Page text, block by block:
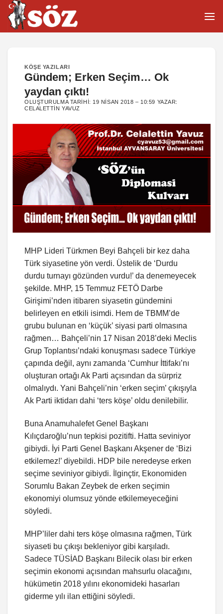
İçeriğe
atla
KÖŞE YAZILARI
Gündem; Erken Seçim… Ok
yaydan çıktı!
OLUŞTURULMA TARIHI: 19 NISAN 2018 – 10:59 YAZAR:
CELALETTIN YAVUZ
MHP Lideri Türkmen Beyi Bahçeli bir kez daha
Türk siyasetine yön verdi. Üstelik de ‘Durdu
durdu turnayı gözünden vurdu!’ da denemeyecek
şekilde. MHP, 15 Temmuz FETÖ Darbe
Girişimi’nden itibaren siyasetin gündemini
belirleyen en etkili isimdi. Hem de TBMM’de
grubu bulunan en ‘küçük’ siyasi parti olmasına
rağmen… Bahçeli’nin 17 Nisan 2018’deki Meclis
Grup Toplantısı’ndaki konuşması sadece Türkiye
çapında değil, aynı zamanda ‘Cumhur İttifakı’nı
oluşturan ortağı Ak Parti açısından da sürpriz
olmalıydı. Yani Bahçeli’nin ‘erken seçim’ çıkışıyla
Ak Parti iktidarı dahi ‘ters köşe’ oldu denilebilir.
Buna Anamuhalefet Genel Başkanı
Kılıçdaroğlu’nun tepkisi pozitifti. Hatta seviniyor
gibiydi. İyi Parti Genel Başkanı Akşener de ‘Bizi
etkilemez!’ diyebildi. HDP bile neredeyse erken
seçime seviniyor gibiydi. İlginçtir, Ekonomiden
Sorumlu Bakan Zeybek de erken seçimin
ekonomiyi olumsuz yönde etkilemeyeceğini
söyledi.
MHP’liler dahi ters köşe olmasına rağmen, Türk
siyaseti bu çıkışı bekleniyor gibi karşıladı.
Sadece TÜSİAD Başkanı Bilecik olası bir erken
seçimin ekonomi açısından mahsurlu olacağını,
hükümetin 2018 yılını ekonomideki hasarları
giderme yılı ilan ettiğini söyledi.